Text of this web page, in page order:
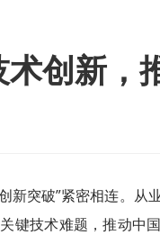
创新，
新突破”紧密相连。从
键技术难题，推动中